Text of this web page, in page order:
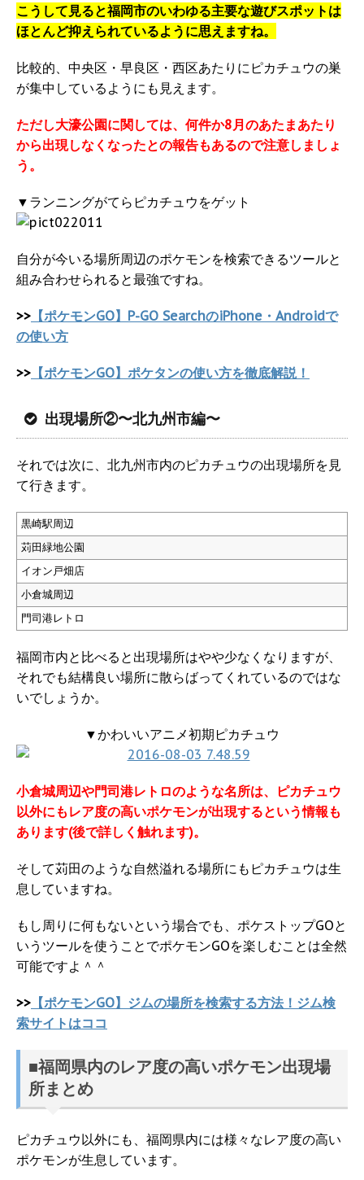
こうして見ると福岡市のいわゆる主要な遊びスポットは
ほとんど抑えられているように思えますね。
比較的、中央区・早良区・西区あたりにピカチュウの巣
が集中しているようにも見えます。
ただし大濠公園に関しては、何件か8月のあたまあたり
から出現しなくなったとの報告もあるので注意しましょ
う。
▼ランニングがてらピカチュウをゲット
自分が今いる場所周辺のポケモンを検索できるツールと
組み合わせられると最強ですね。
>> 【ポケモンGO】P-GO SearchのiPhone・Androidで
の使い方
>> 【ポケモンGO】ポケタンの使い方を徹底解説！
出現場所②〜北九州市編〜
それでは次に、北九州市内のピカチュウの出現場所を見
て行きます。
黒崎駅周辺
苅田緑地公園
イオン戸畑店
小倉城周辺
門司港レトロ
福岡市内と比べると出現場所はやや少なくなりますが、
それでも結構良い場所に散らばってくれているのではな
いでしょうか。
▼かわいいアニメ初期ピカチュウ
小倉城周辺や門司港レトロのような名所は、ピカチュウ
以外にもレア度の高いポケモンが出現するという情報も
あります(後で詳しく触れます)。
そして苅田のような自然溢れる場所にもピカチュウは生
息していますね。
もし周りに何もないという場合でも、ポケストップGOと
いうツールを使うことでポケモンGOを楽しむことは全然
可能ですよ＾＾
>> 【ポケモンGO】ジムの場所を検索する方法！ジム検
索サイトはココ
■福岡県内のレア度の高いポケモン出現場
所まとめ
ピカチュウ以外にも、福岡県内には様々なレア度の高い
ポケモンが生息しています。